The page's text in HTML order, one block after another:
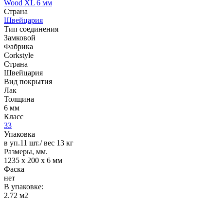
Wood XL 6 мм
Страна
Швейцария
Тип соединения
Замковой
Фабрика
Corkstyle
Страна
Швейцария
Вид покрытия
Лак
Толщина
6 мм
Класс
33
Упаковка
в уп.11 шт./ вес 13 кг
Размеры, мм.
1235 х 200 х 6 мм
Фаска
нет
В упаковке:
2.72 м2